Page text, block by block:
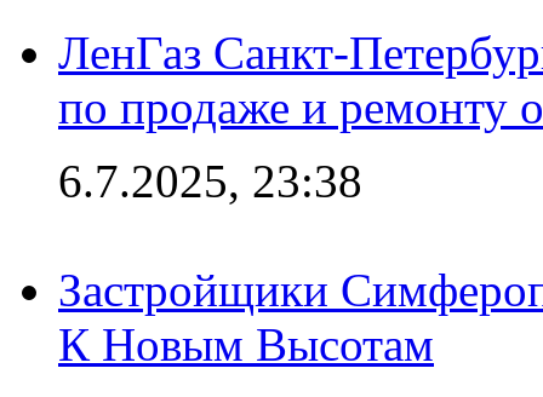
ЛенГаз Санкт-
по продаже и ремонту
6.7.2025, 23:38
Застройщики
К Новым Высотам